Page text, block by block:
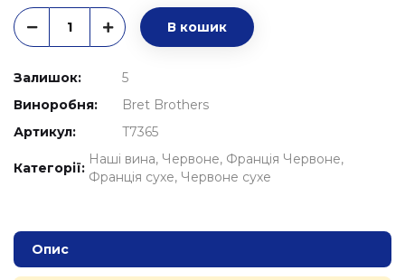
В кошик
Залишок:
5
Виноробня:
Bret Brothers
Артикул:
T7365
Категорії:
Наші вина Червоне Франція Червоне
Франція сухе Червоне сухе
Опис